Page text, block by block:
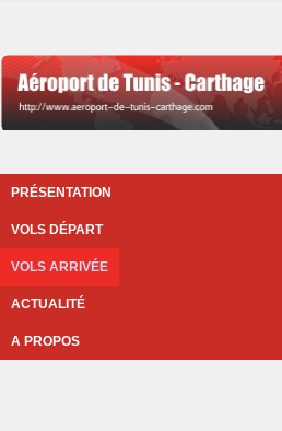
PRÉSENTATION
VOLS DÉPART
VOLS ARRIVÉE
ACTUALITÉ
A PROPOS